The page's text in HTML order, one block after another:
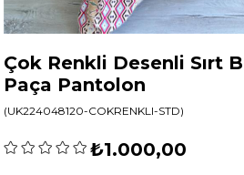
Çok Renkli Desenli Sırt
Paça Pantolon
(UK224048120-COKRENKLI-STD)
₺1.000,00